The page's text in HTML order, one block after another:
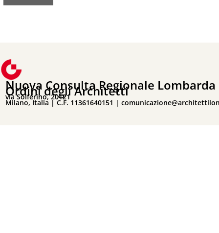
Nuova Consulta Regionale
Ordini degli Architetti
via Solferino, 20121
Milano, Italia | C.F. 11361640151 |